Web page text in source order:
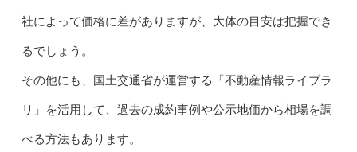
社によって価格に差がありますが、大体の目安は把握でき
るでしょう。
その他にも、国土交通省が運営する「不動産情報ライブラ
リ」を活用して、過去の成約事例や公示地価から相場を調
べる方法もあります。